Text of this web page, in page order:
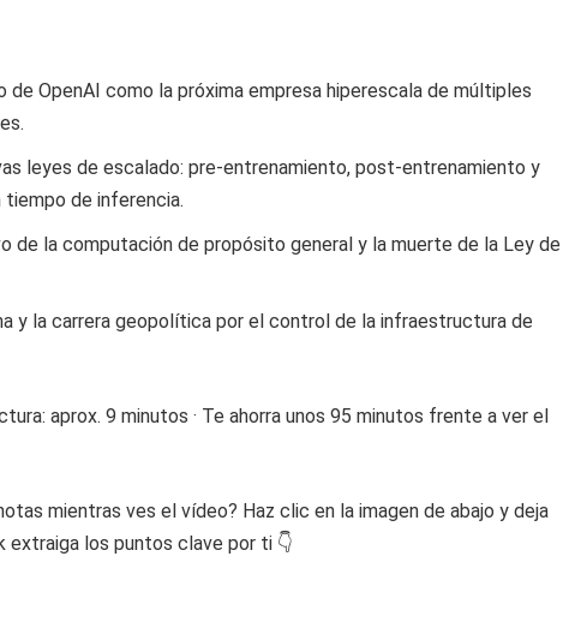
de OpenAI como la próxima empresa hiperescala de múltiples
leyes de escalado: pre-entrenamiento, post-entrenamiento y
tiempo de inferencia.
de la computación de propósito general y la muerte de la Ley de
y la carrera geopolítica por el control de la infraestructura de
aprox. 9 minutos · Te ahorra unos 95 minutos frente a ver el
mientras ves el vídeo? Haz clic en la imagen de abajo y deja
extraiga los puntos clave por ti 👇